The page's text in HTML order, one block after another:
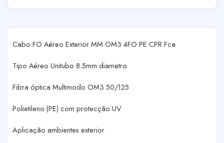
Cabo FO Aéreo Exterior MM OM3 4FO PE CPR Fca
Tipo Aéreo Unitubo 8.5mm diametro
Fibra óptica Multimodo OM3 50/125
Polietileno (PE) com protecção UV
Aplicação ambientes exterior